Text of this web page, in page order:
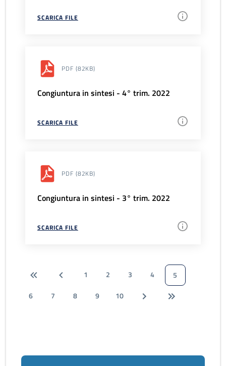
SCARICA FILE
PDF (82KB)
Congiuntura in sintesi - 4° trim. 2022
SCARICA FILE
PDF (82KB)
Congiuntura in sintesi - 3° trim. 2022
SCARICA FILE
1 2 3 4
5
6
7 8 9 10